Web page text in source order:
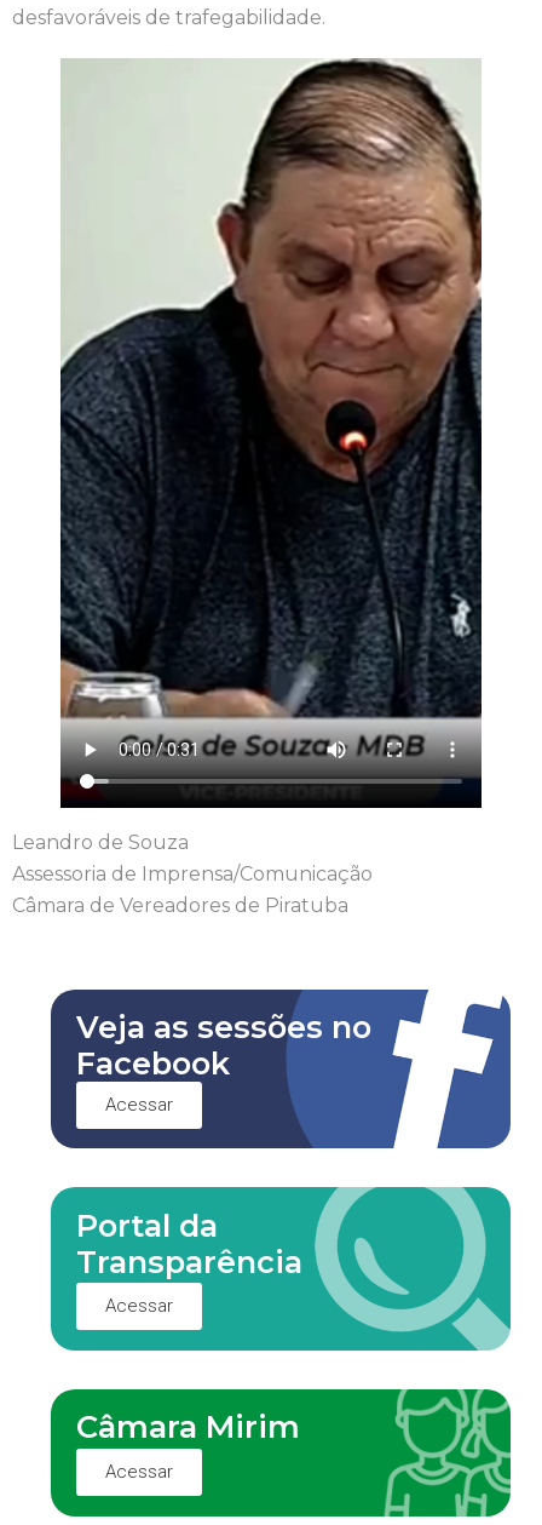
desfavoráveis de trafegabilidade.
Leandro de Souza
Assessoria de Imprensa/Comunicação
Câmara de Vereadores de Piratuba
Veja as sessões no
Facebook
Acessar
Portal da
Transparência
Acessar
Câmara Mirim
Acessar